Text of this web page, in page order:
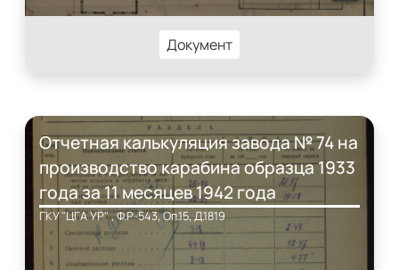
Документ
Отчетная калькуляция завода № 74 на
производство карабина образца 1933
года за 11 месяцев 1942 года
ГКУ "ЦГА УР" , Ф.Р-543, Оп.15, Д.1819